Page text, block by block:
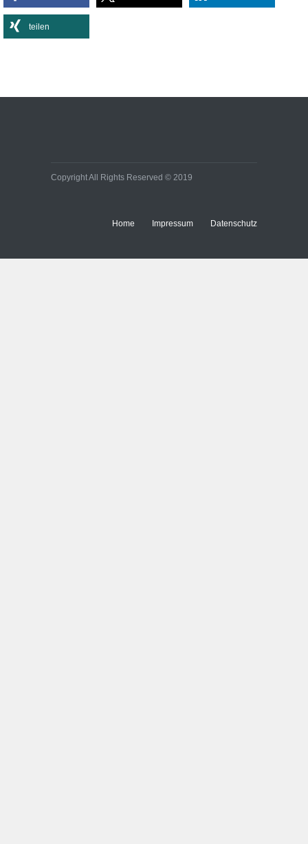
Effiziente
teilen
Copyright All Rights Reserved © 2019
Home Impressum Datenschutz